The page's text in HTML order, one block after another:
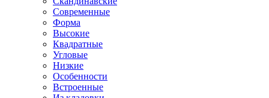
Современные
Форма
Высокие
Квадратные
Угловые
Низкие
Особенности
Встроенные